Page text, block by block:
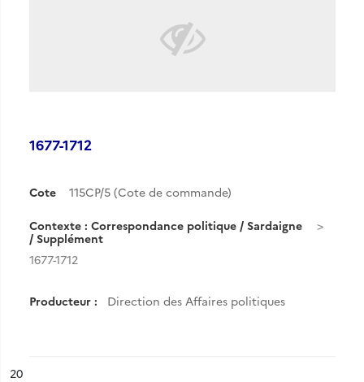
1677-1712
Cote 115CP/5 (Cote de commande)
Contexte : Correspondance politique / Sardaigne
/ Supplément
1677-1712
Producteur : Direction des Affaires politiques
n°
20